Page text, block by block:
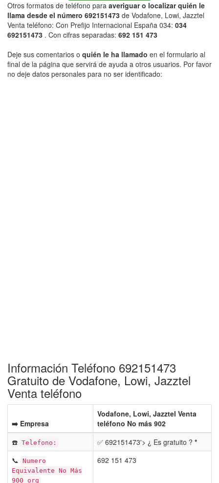
Otros formatos de teléfono para averiguar o localizar quién le
llama desde el número 692151473 de Vodafone, Lowi, Jazztel
Venta teléfono: Con Prefijo Internacional España 034: 034
692151473 . Con cifras separadas: 692 151 473
Deje sus comentarios o quién le ha llamado en el formulario al
final de la página que servirá de ayuda a otros usuarios. Por favor
no deje datos personales para no ser identificado:
Información Teléfono 692151473
Gratuito de Vodafone, Lowi, Jazztel
Venta teléfono
➡️ Empresa
Vodafone, Lowi, Jazztel Venta
teléfono No más 902
☎️ Telefono: ✅ 692151473'> ¿ Es gratuito ? *
📞 Numero
Equivalente No Más
900 org
692 151 473